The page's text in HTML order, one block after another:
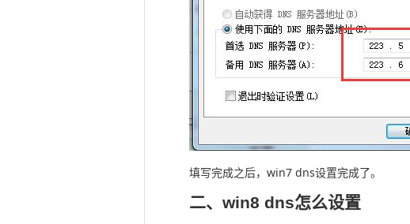
填写完成之后，win7 dns设置完成了。
二、win8 dns怎么设置